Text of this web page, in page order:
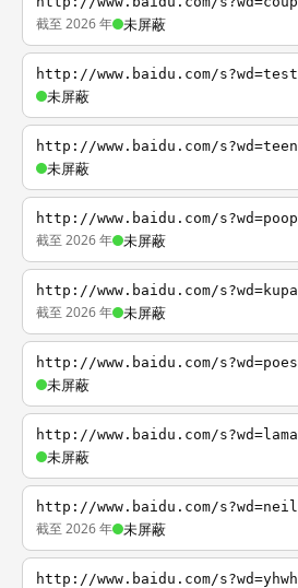
截至 2026 年 未屏蔽
http://www.baidu.com/s?wd=test
未屏蔽
http://www.baidu.com/s?wd=teen
未屏蔽
http://www.baidu.com/s?wd=poop
截至 2026 年 未屏蔽
http://www.baidu.com/s?wd=kupa
截至 2026 年 未屏蔽
http://www.baidu.com/s?wd=poes
未屏蔽
http://www.baidu.com/s?wd=lama
未屏蔽
http://www.baidu.com/s?wd=neil
截至 2026 年 未屏蔽
http://www.baidu.com/s?wd=yhwh